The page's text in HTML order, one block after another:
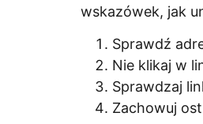
wskazówek, jak
Sprawdź
Nie klikaj w
Sprawdzaj
Zachowuj